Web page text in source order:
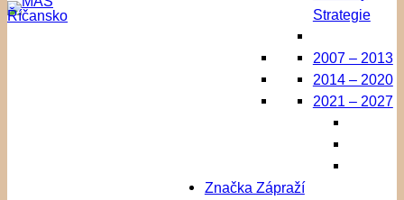
Strategie
2007 – 2013
2014 – 2020
2021 – 2027
Značka Zápraží